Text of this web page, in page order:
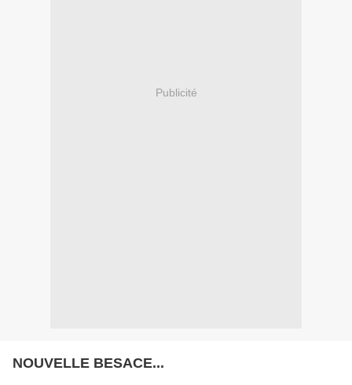
Publicité
NOUVELLE BESACE...